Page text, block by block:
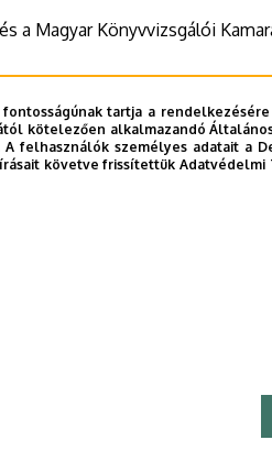
a Magyar Könyvvizsgálói
tartja a
kötelezően alkalmazandó
A felhasználók személyes adatait a
követve frissítettük